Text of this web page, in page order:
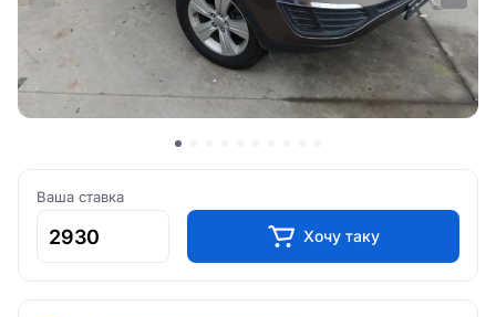
Ваша ставка
Хочу таку